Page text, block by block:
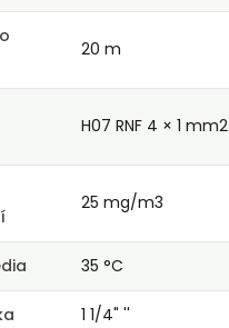
20 m
H07 RNF 4 × 1 mm2
25 mg/m3
35 °C
1 1/4" ''